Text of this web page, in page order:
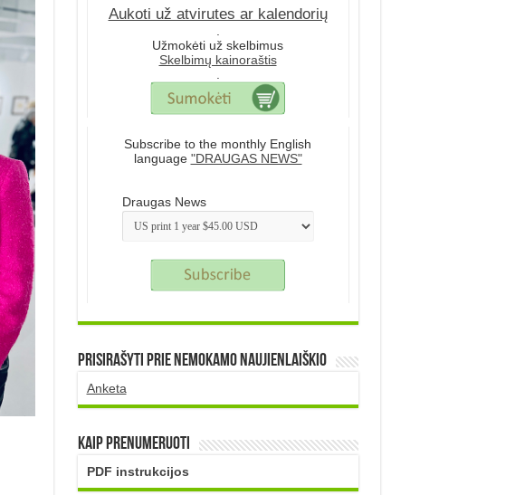
Aukoti už atvirutes ar kalendorių
.
Užmokėti už skelbimus
Skelbimų kainoraštis
.
Subscribe to the monthly English
language "DRAUGAS NEWS"
Draugas News
Prisirašyti prie nemokamo naujienlaiškio
Anketa
Kaip prenumeruoti
PDF instrukcijos